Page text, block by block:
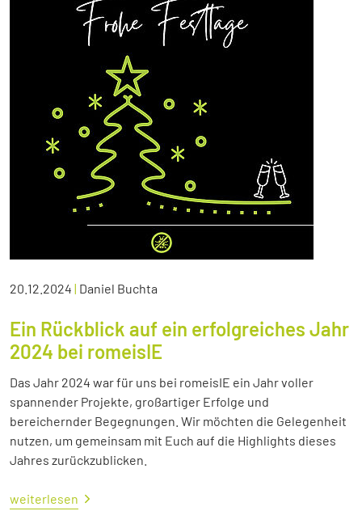
20.12.2024 | Daniel Buchta
Ein Rückblick auf ein erfolgreiches Jahr
2024 bei romeisIE
Das Jahr 2024 war für uns bei romeisIE ein Jahr voller
spannender Projekte, großartiger Erfolge und
bereichernder Begegnungen. Wir möchten die Gelegenheit
nutzen, um gemeinsam mit Euch auf die Highlights dieses
Jahres zurückzublicken.
weiterlesen